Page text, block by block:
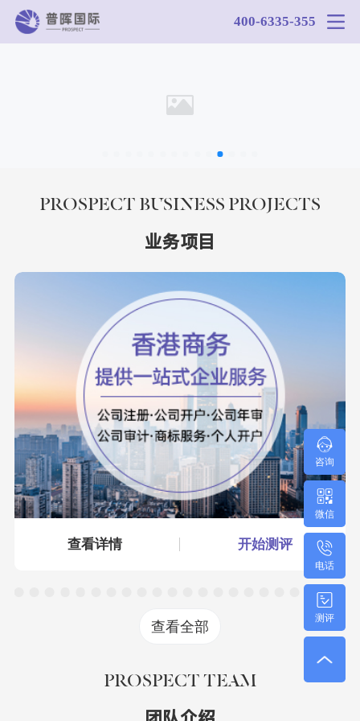
400-6335-355
PROSPECT BUSINESS PROJECTS
业务项目
查看详情 开始测评
查看全部
PROSPECT TEAM
咨询
微信
电话
测评